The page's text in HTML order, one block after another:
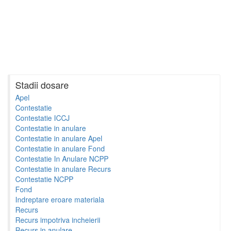
Stadii dosare
Apel
Contestatie
Contestatie ICCJ
Contestatie in anulare
Contestatie in anulare Apel
Contestatie in anulare Fond
Contestatie In Anulare NCPP
Contestatie in anulare Recurs
Contestatie NCPP
Fond
Indreptare eroare materiala
Recurs
Recurs impotriva incheierii